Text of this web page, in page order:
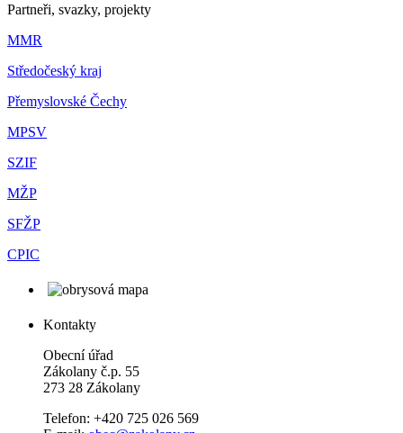
Partneři, svazky, projekty
MMR
Středočeský kraj
Přemyslovské Čechy
MPSV
SZIF
MŽP
SFŽP
CPIC
Kontakty
Obecní úřad
Zákolany č.p. 55
273 28 Zákolany
Telefon: +420 725 026 569